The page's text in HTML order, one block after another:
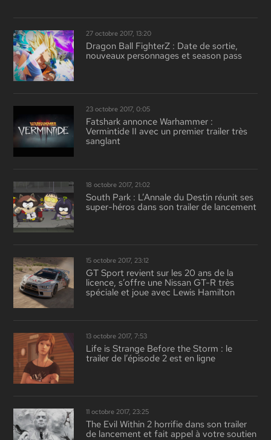
27 octobre 2017, 13:20
Dragon Ball FighterZ : Date de sortie,
nouveaux personnages et season pass
23 octobre 2017, 0:05
Fatshark annonce Warhammer :
Vermintide II avec un premier trailer très
sanglant
18 octobre 2017, 21:02
South Park : L’Annale du Destin réunit ses
super-héros dans son trailer de lancement
15 octobre 2017, 23:12
GT Sport revient sur les 20 ans de la
licence, s’offre une Nissan GT-R très
spéciale et joue avec Lewis Hamilton
13 octobre 2017, 7:53
Life is Strange Before the Storm : le
trailer de l’épisode 2 est en ligne
11 octobre 2017, 23:25
The Evil Within 2 horrifie dans son trailer
de lancement et fait appel à votre soutien